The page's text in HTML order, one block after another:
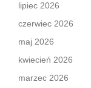
lipiec 2026
czerwiec 2026
maj 2026
kwiecień 2026
marzec 2026